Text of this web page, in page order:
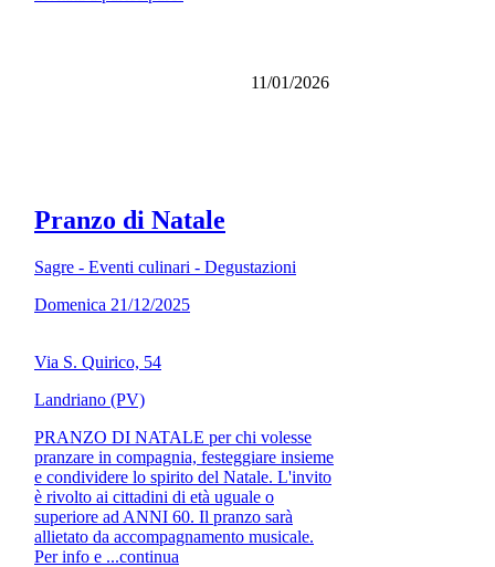
11/01/2026
Pranzo di Natale
Sagre - Eventi culinari - Degustazioni
Domenica 21/12/2025
Via S. Quirico, 54
Landriano (PV)
PRANZO DI NATALE per chi volesse
pranzare in compagnia, festeggiare insieme
e condividere lo spirito del Natale. L'invito
è rivolto ai cittadini di età uguale o
superiore ad ANNI 60. Il pranzo sarà
allietato da accompagnamento musicale.
Per info e ...continua